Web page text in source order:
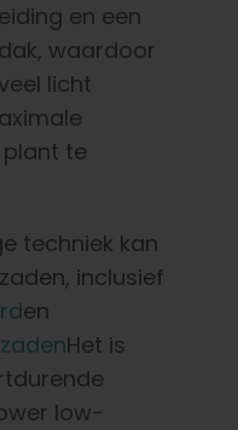
en een
waardoor
licht
te
techniek kan
inclusief
en
Het is
low-